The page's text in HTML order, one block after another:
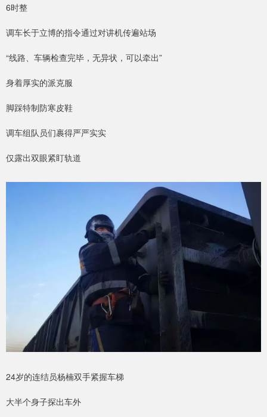
6时整
调车长于立博的指令通过对讲机传遍站场
“线路、车辆检查完毕，无异状，可以牵出”
身着厚实的派克服
脚踩特制防寒皮鞋
调车组队员们裹得严严实实
仅露出双眼紧盯轨道
24岁的连结员杨楠双手紧握车梯
大半个身子探出车外